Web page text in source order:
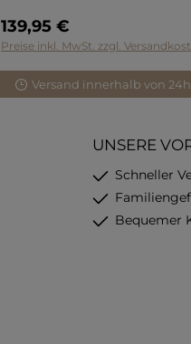
139,95 €
Preise inkl. MwSt. zzgl.
Versand innerhalb von 24h
UNSERE
Schneller
Bequemer